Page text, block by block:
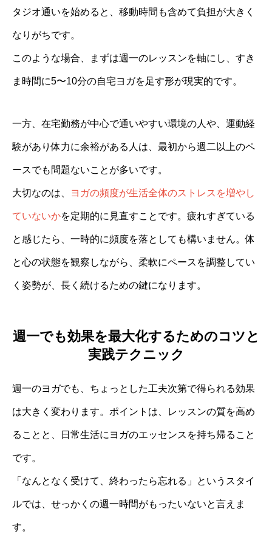
タジオ通いを始めると、移動時間も含めて負担が大きく
なりがちです。
このような場合、まずは週一のレッスンを軸にし、すき
ま時間に5〜10分の自宅ヨガを足す形が現実的です。
一方、在宅勤務が中心で通いやすい環境の人や、運動経
験があり体力に余裕がある人は、最初から週二以上のペ
ースでも問題ないことが多いです。
大切なのは、 ヨガの頻度が生活全体のストレスを増やし
ていないかを定期的に見直すことです。疲れすぎている
と感じたら、一時的に頻度を落としても構いません。体
と心の状態を観察しながら、柔軟にペースを調整してい
く姿勢が、長く続けるための鍵になります。
週一でも効果を最大化するためのコツと
実践テクニック
週一のヨガでも、ちょっとした工夫次第で得られる効果
は大きく変わります。ポイントは、レッスンの質を高め
ることと、日常生活にヨガのエッセンスを持ち帰ること
です。
「なんとなく受けて、終わったら忘れる」というスタイ
ルでは、せっかくの週一時間がもったいないと言えま
す。